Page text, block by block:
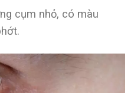
cụm nhỏ, có màu